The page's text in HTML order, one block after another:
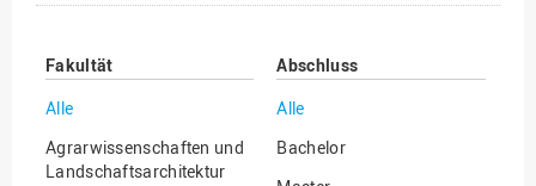
Fakultät
Alle
Agrarwissenschaften und
Landschaftsarchitektur
Abschluss
Alle
Bachelor